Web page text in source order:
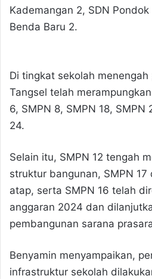
Kademangan 2, SDN
Benda Baru 2.
Di tingkat sekolah
Tangsel telah
6, SMPN 8, SMPN 18, SMPN
24.
Selain itu, SMPN 12 tengah
struktur bangunan, SMPN
atap, serta SMPN 16 telah
anggaran 2024 dan
pembangunan sarana
Benyamin menyampaikan,
infrastruktur sekolah